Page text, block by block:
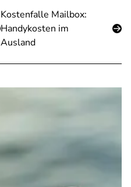
Kostenfalle Mailbox:
Handykosten im
Ausland